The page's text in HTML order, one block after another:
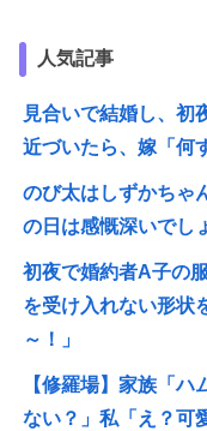
人気記事
見合いで結婚し、初
近づいたら、嫁「何
のび太はしずかちゃ
の日は感慨深いでし
初夜で婚約者A子の
を受け入れない形状
～！」
【修羅場】家族「
ない？」私「え？可